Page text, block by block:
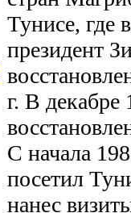
Тунисе, где
президент
г. В
С начала
посетил
нанес